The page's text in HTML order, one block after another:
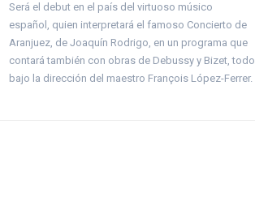
Será el debut en el país del virtuoso músico
español, quien interpretará el famoso Concierto de
Aranjuez, de Joaquín Rodrigo, en un programa que
contará también con obras de Debussy y Bizet, todo
bajo la dirección del maestro François López-Ferrer.